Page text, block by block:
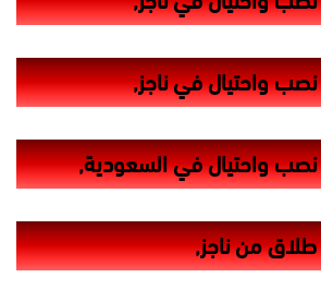
واحتيال في ناجز,
واحتيال في السعودية,
من ناجز,